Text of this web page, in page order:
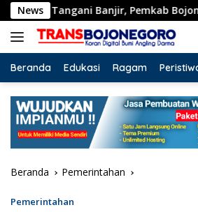
Langsung
ke
konten
NewsBanjir, Pemkab Bojonegoro
Beranda Edukasi Ragam
Beranda Pemerintahan
Pemerintahan